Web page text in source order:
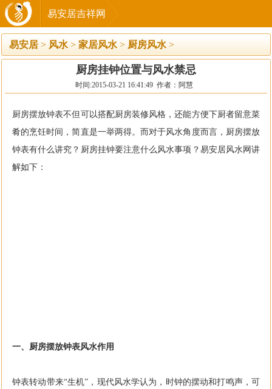
易安居吉祥网
易安居 > 风水 > 家居风水 > 厨房风水 >
厨房挂钟位置与风水禁忌
时间:2015-03-21 16:41:49 作者：阿慧
厨房摆放钟表不但可以搭配厨房装修风格，还能方便下厨者留意菜
肴的烹饪时间，简直是一举两得。而对于风水角度而言，厨房摆放
钟表有什么讲究？厨房挂钟要注意什么风水事项？易安居风水网讲
解如下：
一、厨房摆放钟表风水作用
钟表转动带来“生机”，现代风水学认为，时钟的摆动和打鸣声，可